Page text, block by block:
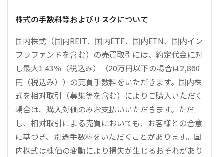
株式の手数料等およびリスクについて
国内株式（国内REIT、国内ETF、国内ETN、国内イン
フラファンドを含む）の売買取引には、約定代金に対
し最大1.43％（税込み）（20万円以下の場合は2,860
円（税込み））の売買手数料をいただきます。国内株
式を相対取引（募集等を含む）によりご購入いただく
場合は、購入対価のみお支払いいただきます。ただ
し、相対取引による売買においても、お客様との合意
に基づき、別途手数料をいただくことがあります。国
内株式は株価の変動により損失が生じるおそれがあり